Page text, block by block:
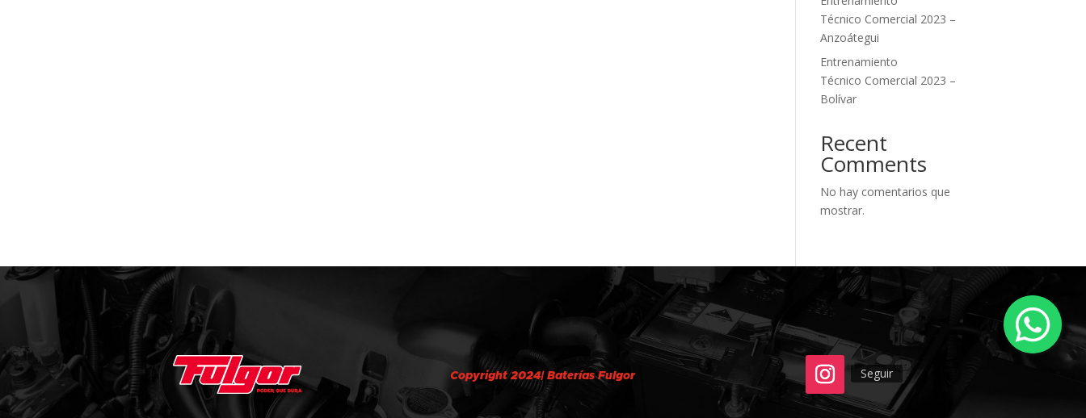
Técnico Comercial 2023 –
Anzoátegui
Entrenamiento
Técnico Comercial 2023 –
Bolívar
Recent
Comments
No hay comentarios que
mostrar.
Copyright 2024| Baterías Fulgor Seguir